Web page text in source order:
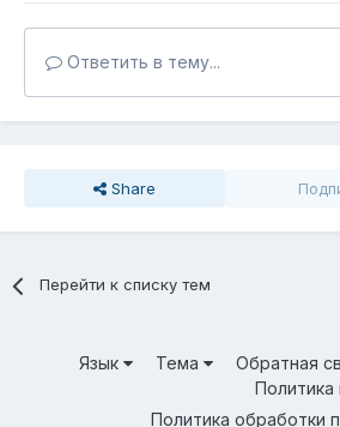
Ответить в тему...
Share
Перейти к списку тем
Язык Тема Обратная
Политика
Политика обработки